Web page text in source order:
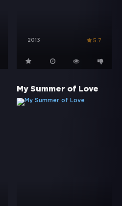
2013 5.7
My Summer of Love